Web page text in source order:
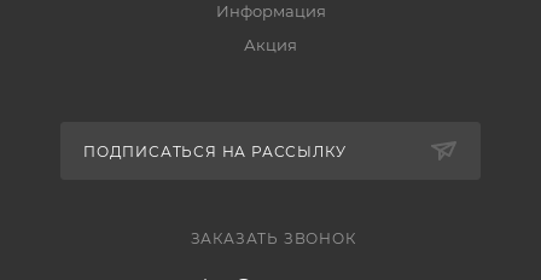
Информация
Акция
ПОДПИСАТЬСЯ НА РАССЫЛКУ
ЗАКАЗАТЬ ЗВОНОК